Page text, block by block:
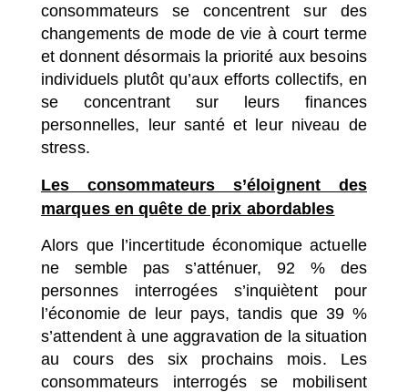
consommateurs se concentrent sur des
changements de mode de vie à court terme
et donnent désormais la priorité aux besoins
individuels plutôt qu’aux efforts collectifs, en
se concentrant sur leurs finances
personnelles, leur santé et leur niveau de
stress.
Les consommateurs s’éloignent des
marques en quête de prix abordables
Alors que l’incertitude économique actuelle
ne semble pas s’atténuer, 92 % des
personnes interrogées s’inquiètent pour
l’économie de leur pays, tandis que 39 %
s’attendent à une aggravation de la situation
au cours des six prochains mois. Les
consommateurs interrogés se mobilisent